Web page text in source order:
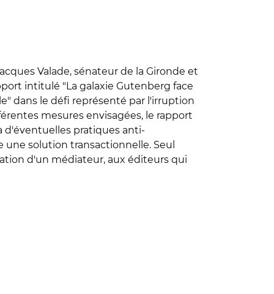
Valade, sénateur de la Gironde et
intitulé "La galaxie Gutenberg face
dans le défi représenté par l'irruption
mesures envisagées, le rapport
d'éventuelles pratiques anti-
solution transactionnelle. Seul
d'un médiateur, aux éditeurs qui